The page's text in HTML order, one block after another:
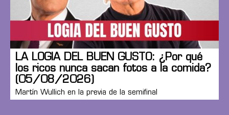
LA LOGIA DEL BUEN GUSTO: ¿Por qué
los ricos nunca sacan fotos a la comida?
(05/08/2026)
Martín Wullich en la previa de la semifinal